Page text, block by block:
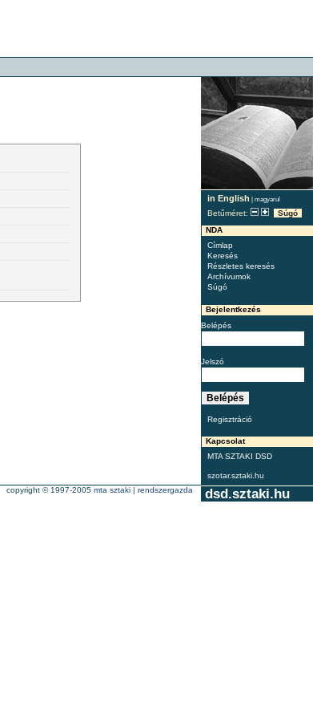
in English | magyarul
Betűméret:
Súgó
NDA
Címlap
Keresés
Részletes keresés
Archívumok
Súgó
Bejelentkezés
Belépés
Jelszó
Regisztráció
Kapcsolat
MTA SZTAKI DSD
szotar.sztaki.hu
dsd.sztaki.hu
copyright © 1997-2005 mta sztaki | rendszergazda